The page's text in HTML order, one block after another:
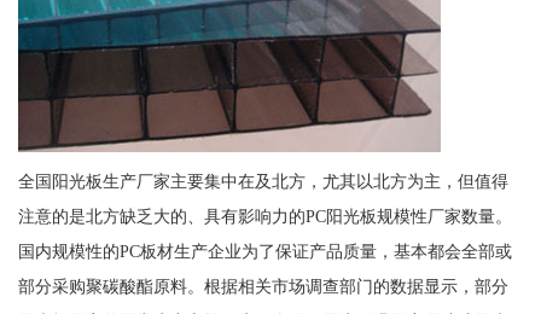
全国阳光板生产厂家主要集中在及北方，尤其以北方为主，但值得
注意的是北方缺乏大的、具有影响力的PC阳光板规模性厂家数量。
国内规模性的PC板材生产企业为了保证产品质量，基本都会全部或
部分采购聚碳酸酯原料。根据相关市场调查部门的数据显示，部分